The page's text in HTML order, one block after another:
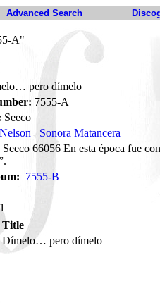
Advanced Search
A"
pero dímelo
7555-A
Seeco
Sonora Matancera
66056 En esta época fue
7555-B
Title
Dímelo… pero dímelo